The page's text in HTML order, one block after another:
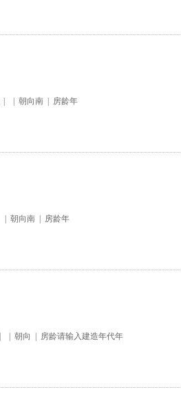
朝向南
房龄年
朝向南
房龄年
朝向
房龄请输入建造年代年